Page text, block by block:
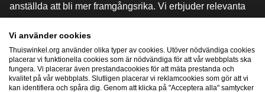
anställda att bli mer framgångsrika. Vi erbjuder relevanta
Thuiswinkel-recensioner, rättsliga medel och rådgivning,
stöd, marknadsundersökningar och vi har en egen
utbildningsplattform, Thuiswinkel e-Academy.
Vi använder cookies
Thuiswinkel.org använder olika typer av cookies. Utöver nödvändiga cookies
placerar vi funktionella cookies som är nödvändiga för att vår webbplats ska
fungera. Vi placerar även prestandacookies för att mäta prestanda och
kvalitet på vår webbplats. Slutligen placerar vi reklamcookies som gör att vi
kan identifiera och spåra dig. Genom att klicka på "Acceptera alla" samtycker